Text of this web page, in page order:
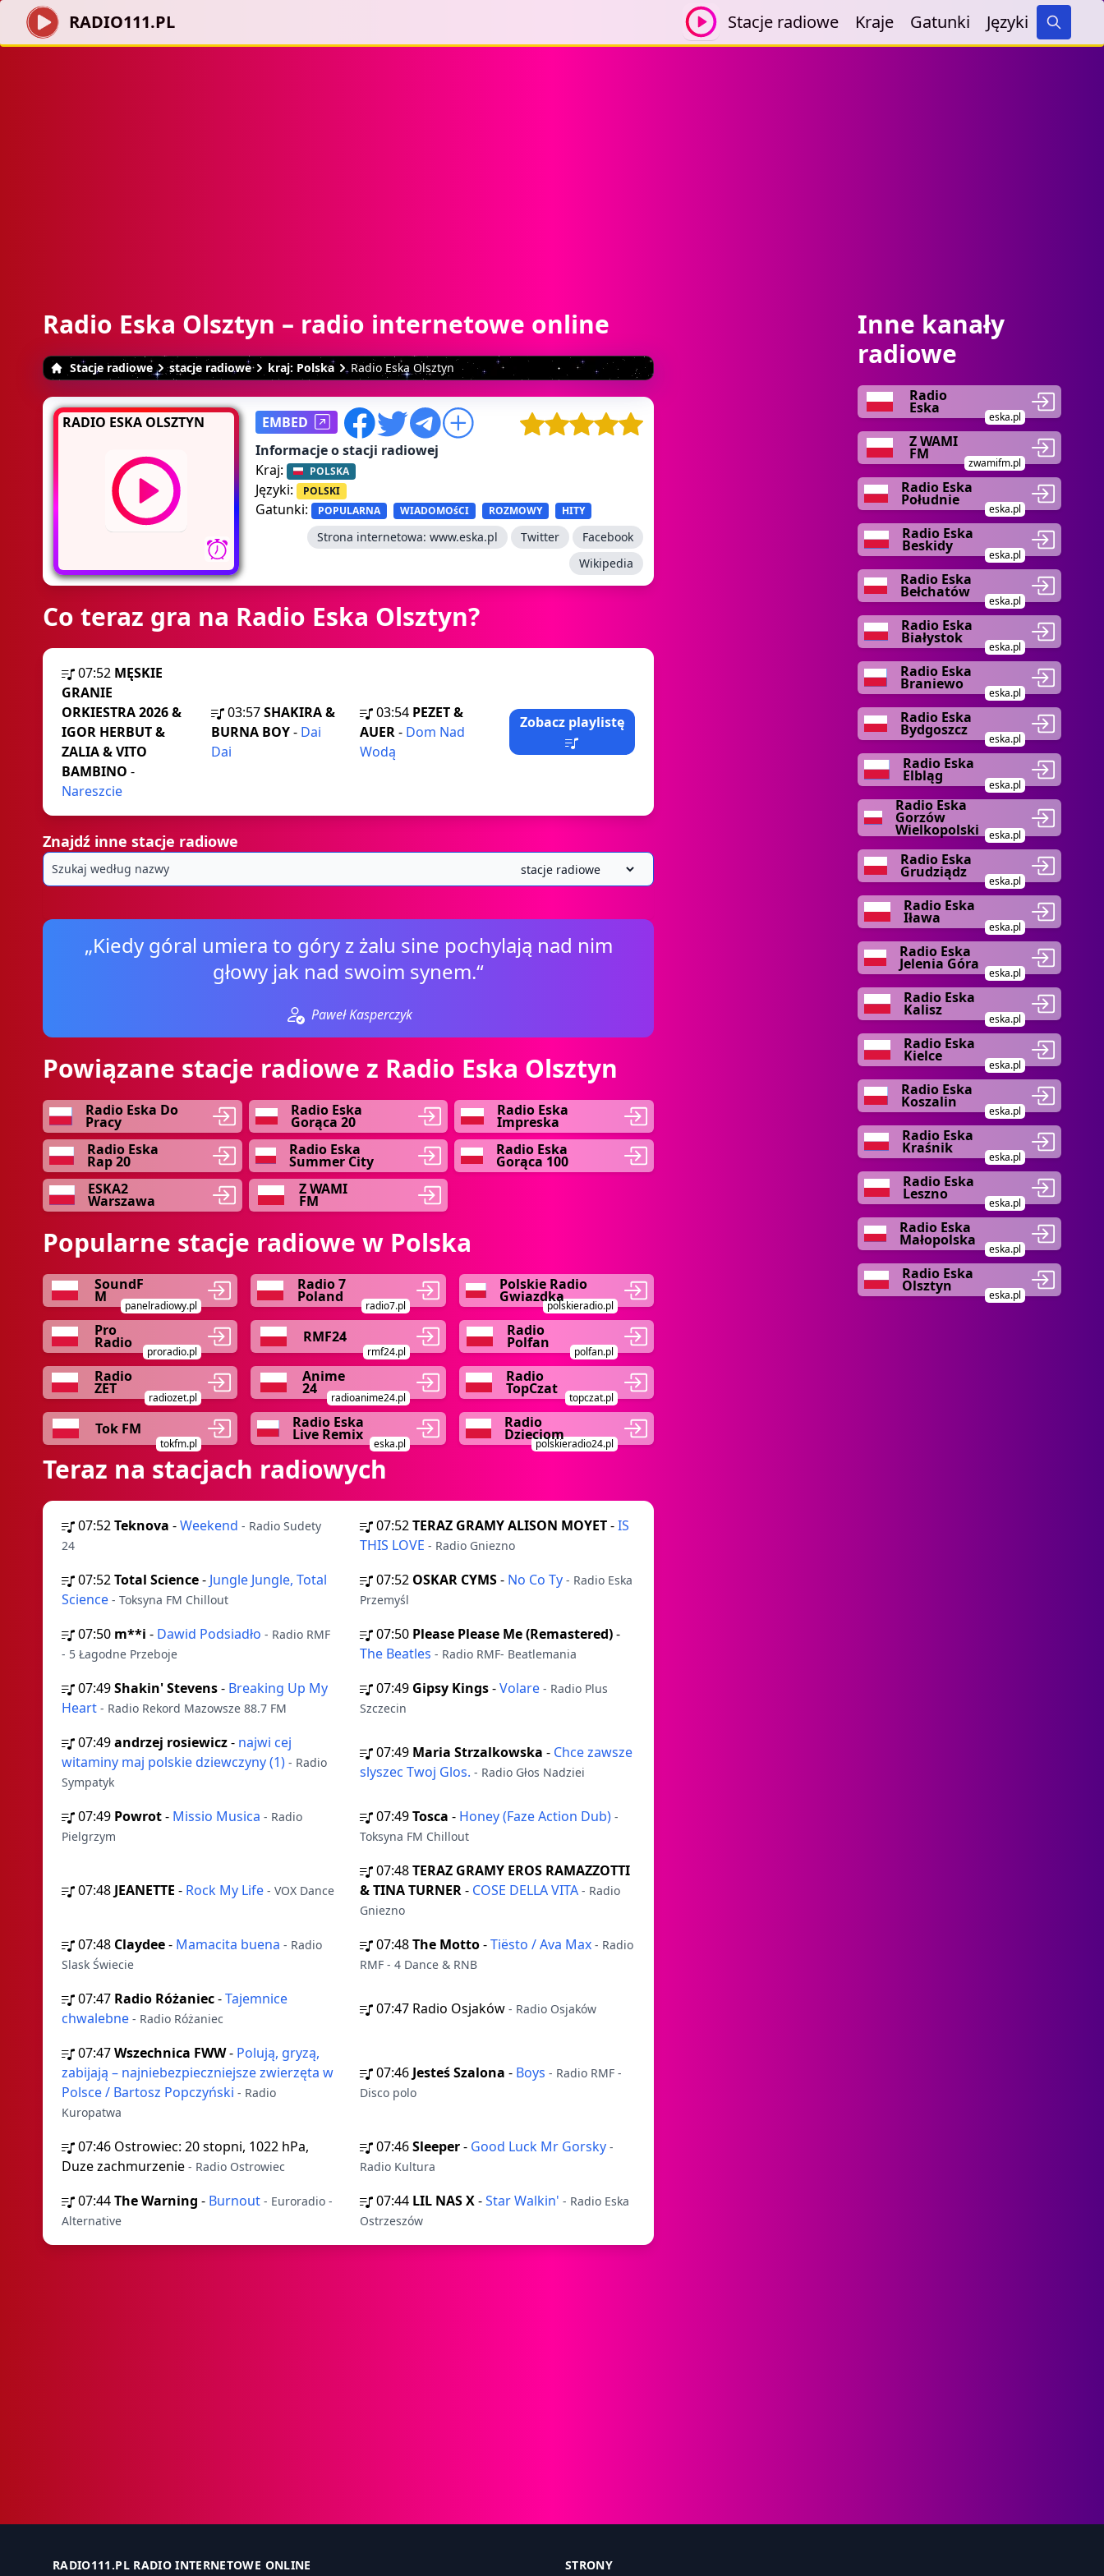
RADIO111.PL Stacje radiowe Kraje Gatunki Języki
Search
Radio Eska Olsztyn – radio internetowe online
Stacje radiowe stacje radiowe kraj: Polska Radio Eska Olsztyn
RADIO ESKA OLSZTYN
EMBED
Informacje o stacji radiowej
Kraj:
POLSKA
Języki: POLSKI
Gatunki: POPULARNA WIADOMOśCI ROZMOWY HITY
Strona internetowa: www.eska.pl Twitter
Facebook
Wikipedia
Co teraz gra na Radio Eska Olsztyn?
07:52 MĘSKIE
GRANIE
ORKIESTRA 2026 &
IGOR HERBUT &
ZALIA & VITO
BAMBINO -
Nareszcie
03:57 SHAKIRA &
BURNA BOY- Dai
Dai
03:54 PEZET &
AUER- Dom Nad
Wodą
Zobacz playlistę
Znajdź inne stacje radiowe
„Kiedy góral umiera to góry z żalu sine pochylają nad nim
głowy jak nad swoim synem.“
Paweł Kasperczyk
Powiązane stacje radiowe z Radio Eska Olsztyn
Radio Eska Do
Pracy
Radio Eska
Gorąca 20
Radio Eska
Impreska
Radio Eska
Rap 20
Radio Eska
Summer City
Radio Eska
Gorąca 100
ESKA2
Warszawa
Z WAMI
FM
Popularne stacje radiowe w Polska
SoundF
M
panelradiowy.pl
Radio 7
Poland
radio7.pl
Polskie Radio
Gwiazdka
polskieradio.pl
Pro
Radio
proradio.pl
RMF24
rmf24.pl
Radio
Polfan
polfan.pl
Radio
ZET
radiozet.pl
Anime
24
radioanime24.pl
Radio
TopCzat
topczat.pl
Tok FM
tokfm.pl
Radio Eska
Live Remix
eska.pl
Radio
Dzieciom
polskieradio24.pl
Teraz na stacjach radiowych
07:52Teknova -Weekend - Radio Sudety
24
07:52TERAZ GRAMY ALISON MOYET-IS
THIS LOVE - Radio Gniezno
07:52Total Science- Jungle Jungle, Total
Science - Toksyna FM Chillout
07:52 OSKAR CYMS- No Co Ty - Radio Eska
Przemyśl
07:50 m**i - Dawid Podsiadło - Radio RMF
- 5 Łagodne Przeboje
07:50 Please Please Me (Remastered)-
The Beatles - Radio RMF- Beatlemania
07:49Shakin' Stevens- Breaking Up My
Heart - Radio Rekord Mazowsze 88.7 FM
07:49 Gipsy Kings-Volare - Radio Plus
Szczecin
07:49andrzej rosiewicz- najwi cej
witaminy maj polskie dziewczyny (1) - Radio
Sympatyk
07:49 Maria Strzalkowska - Chce zawsze
slyszec Twoj Glos. - Radio Głos Nadziei
07:49 Powrot- Missio Musica - Radio
Pielgrzym
07:49Tosca - Honey (Faze Action Dub) -
Toksyna FM Chillout
07:48 JEANETTE - Rock My Life - VOX Dance
07:48TERAZ GRAMY EROS RAMAZZOTTI
& TINA TURNER- COSE DELLA VITA - Radio
Gniezno
07:48 Claydee- Mamacita buena - Radio
Slask Świecie
07:48The Motto-Tiësto / Ava Max - Radio
RMF - 4 Dance & RNB
07:47 Radio Różaniec-Tajemnice
chwalebne - Radio Różaniec
07:47 Radio Osjaków - Radio Osjaków
07:47Wszechnica FWW- Polują, gryzą,
zabijają – najniebezpieczniejsze zwierzęta w
Polsce / Bartosz Popczyński - Radio
Kuropatwa
07:46 Jesteś Szalona - Boys - Radio RMF -
Disco polo
07:46 Ostrowiec: 20 stopni, 1022 hPa,
Duze zachmurzenie - Radio Ostrowiec
07:46Sleeper- Good Luck Mr Gorsky -
Radio Kultura
07:44The Warning - Burnout - Euroradio -
Alternative
07:44 LIL NAS X-Star Walkin' - Radio Eska
Ostrzeszów
Inne kanały
radiowe
Radio
Eska
eska.pl
Z WAMI
FM
zwamifm.pl
Radio Eska
Południe
eska.pl
Radio Eska
Beskidy
eska.pl
Radio Eska
Bełchatów
eska.pl
Radio Eska
Białystok
eska.pl
Radio Eska
Braniewo
eska.pl
Radio Eska
Bydgoszcz
eska.pl
Radio Eska
Elbląg
eska.pl
Radio Eska
Gorzów
Wielkopolski eska.pl
Radio Eska
Grudziądz
eska.pl
Radio Eska
Iława
eska.pl
Radio Eska
Jelenia Góra
eska.pl
Radio Eska
Kalisz
eska.pl
Radio Eska
Kielce
eska.pl
Radio Eska
Koszalin
eska.pl
Radio Eska
Kraśnik
eska.pl
Radio Eska
Leszno
eska.pl
Radio Eska
Małopolska
eska.pl
Radio Eska
Olsztyn
eska.pl
RADIO111.PL RADIO INTERNETOWE ONLINE STRONY